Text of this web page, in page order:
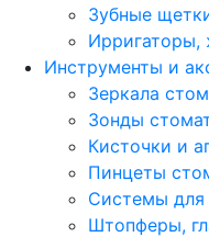
Зубные
Ирригаторы,
Инструменты и
Зеркала
Зонды
Кисточки и
Пинцеты
Системы для
Штопферы,